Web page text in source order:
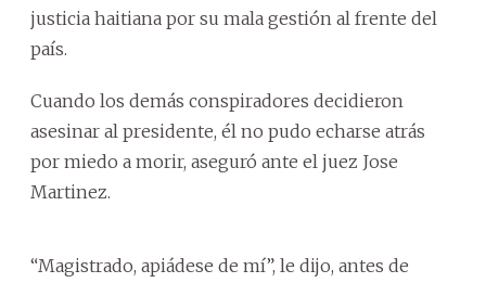
justicia haitiana por su mala gestión al frente del
país.
Cuando los demás conspiradores decidieron
asesinar al presidente, él no pudo echarse atrás
por miedo a morir, aseguró ante el juez Jose
Martinez.
“Magistrado, apiádese de mí”, le dijo, antes de